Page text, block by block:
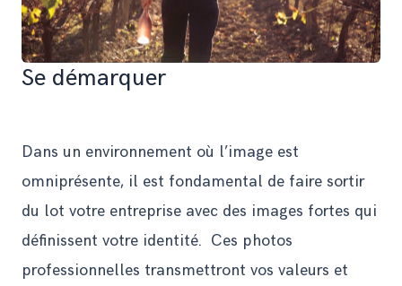
Se démarquer
Dans un environnement où l’image est
omniprésente, il est fondamental de faire sortir
du lot votre entreprise avec des images fortes qui
définissent votre identité. Ces photos
professionnelles transmettront vos valeurs et